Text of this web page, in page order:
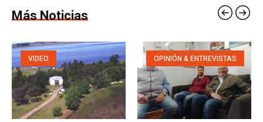
Más Noticias
VIDEO OPINIÓN & ENTREVISTAS